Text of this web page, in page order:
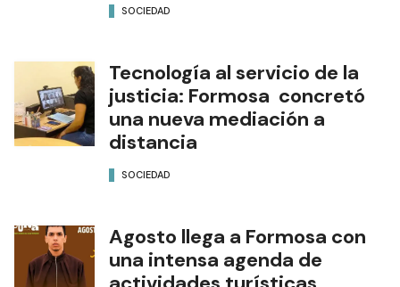
SOCIEDAD
Tecnología al servicio de la
justicia: Formosa concretó
una nueva mediación a
distancia
SOCIEDAD
Agosto llega a Formosa con
una intensa agenda de